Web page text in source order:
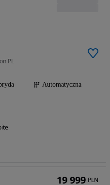
PL
Automatyczna
19 999 PLN